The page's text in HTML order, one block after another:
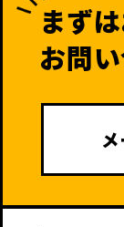
まず
お問